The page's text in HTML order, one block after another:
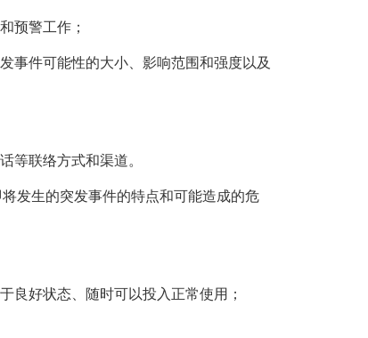
预警工作；
件可能性的大小、影响范围和强度以及
联络方式和渠道。
发生的突发事件的特点和可能造成的危
好状态、随时可以投入正常使用；